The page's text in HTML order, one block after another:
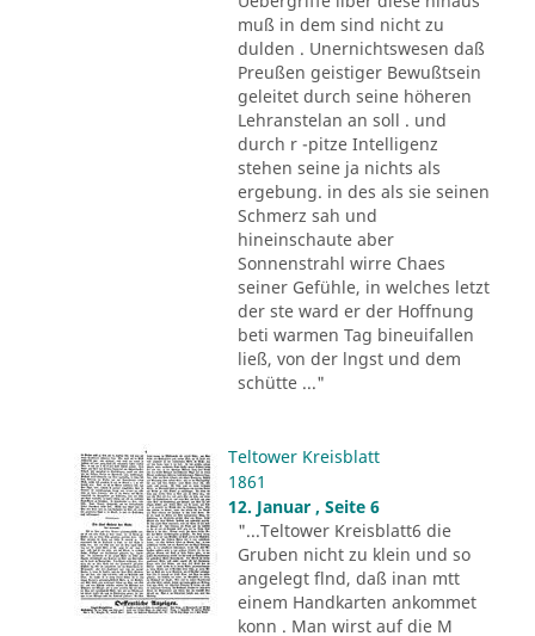
muß in dem sind nicht zu
dulden . Unernichtswesen daß
Preußen geistiger Bewußtsein
geleitet durch seine höheren
Lehranstelan an soll . und
durch r -pitze Intelligenz
stehen seine ja nichts als
ergebung. in des als sie seinen
Schmerz sah und
hineinschaute aber
Sonnenstrahl wirre Chaes
seiner Gefühle, in welches letzt
der ste ward er der Hoffnung
beti warmen Tag bineuifallen
ließ, von der lngst und dem
schütte ..."
Teltower Kreisblatt
1861
12. Januar , Seite 6
"...Teltower Kreisblatt6 die
Gruben nicht zu klein und so
angelegt flnd, daß inan mtt
einem Handkarten ankommet
konn . Man wirst auf die M